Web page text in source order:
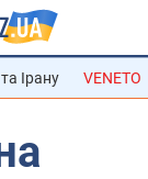
Ірану VENETO